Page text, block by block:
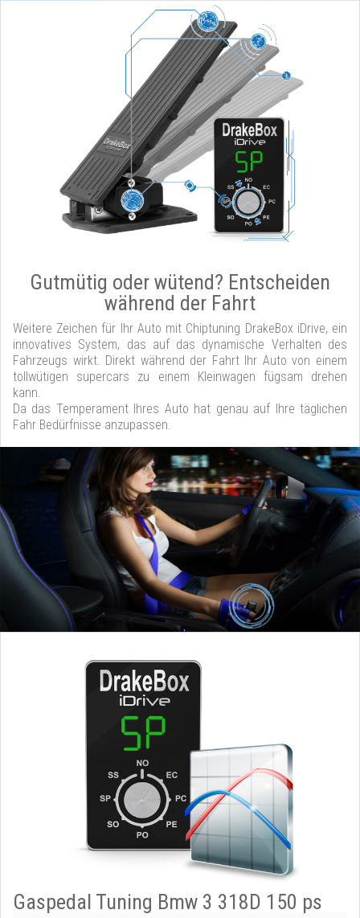
Gutmütig oder wütend? Entscheiden
während der Fahrt
Weitere Zeichen für Ihr Auto mit Chiptuning DrakeBox iDrive, ein
innovatives System, das auf das dynamische Verhalten des
Fahrzeugs wirkt. Direkt während der Fahrt Ihr Auto von einem
tollwütigen supercars zu einem Kleinwagen fügsam drehen
kann.
Da das Temperament Ihres Auto hat genau auf Ihre täglichen
Fahr Bedürfnisse anzupassen.
Gaspedal Tuning Bmw 3 318D 150 ps